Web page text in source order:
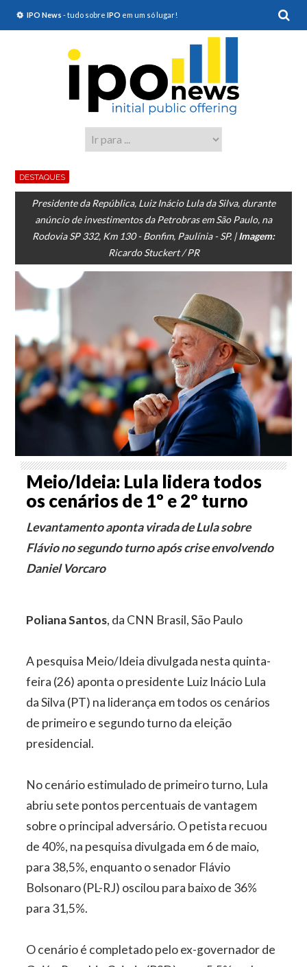
IPO News - tudo sobre IPO em um só lugar!
DESTAQUES
Presidente da República, Luiz Inácio Lula da Silva, durante
anúncio de investimentos da Petrobras em São Paulo, na
Rodovia SP 332, Km 130 - Bonfim, Paulínia - SP. |Imagem:
Ricardo Stuckert / PR
Meio/Ideia: Lula lidera todos
os cenários de 1º e 2º turno
Levantamento aponta virada de Lula sobre
Flávio no segundo turno após crise envolvendo
Daniel Vorcaro
Poliana Santos, da CNN Brasil, São Paulo
A pesquisa Meio/Ideia divulgada nesta quinta-
feira (26) aponta o presidente Luiz Inácio Lula
da Silva (PT) na liderança em todos os cenários
de primeiro e segundo turno da eleição
presidencial.
No cenário estimulado de primeiro turno, Lula
abriu sete pontos percentuais de vantagem
sobre o principal adversário. O petista recuou
de 40%, na pesquisa divulgada em 6 de maio,
para 38,5%, enquanto o senador Flávio
Bolsonaro (PL-RJ) oscilou para baixo de 36%
para 31,5%.
O cenário é completado pelo ex-governador de